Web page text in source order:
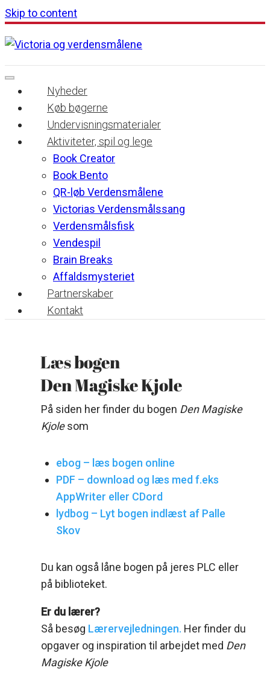
Skip to content
Nyheder
Køb bøgerne
Undervisningsmaterialer
Aktiviteter, spil og lege
Book Creator
Book Bento
QR-løb Verdensmålene
Victorias Verdensmålssang
Verdensmålsfisk
Vendespil
Brain Breaks
Affaldsmysteriet
Partnerskaber
Kontakt
Læs bogen
Den Magiske Kjole
På siden her finder du bogen Den Magiske
Kjole som
ebog – læs bogen online
PDF – download og læs med f.eks
AppWriter eller CDord
lydbog – Lyt bogen indlæst af Palle
Skov
Du kan også låne bogen på jeres PLC eller
på biblioteket.
Er du lærer?
Så besøg Lærervejledningen. Her finder du
opgaver og inspiration til arbejdet med Den
Magiske Kjole